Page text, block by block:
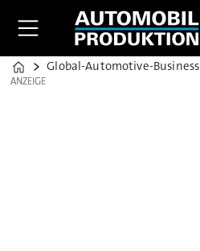
Home
Global-Automotive-Business
ANZEIGE
ANZEIGE